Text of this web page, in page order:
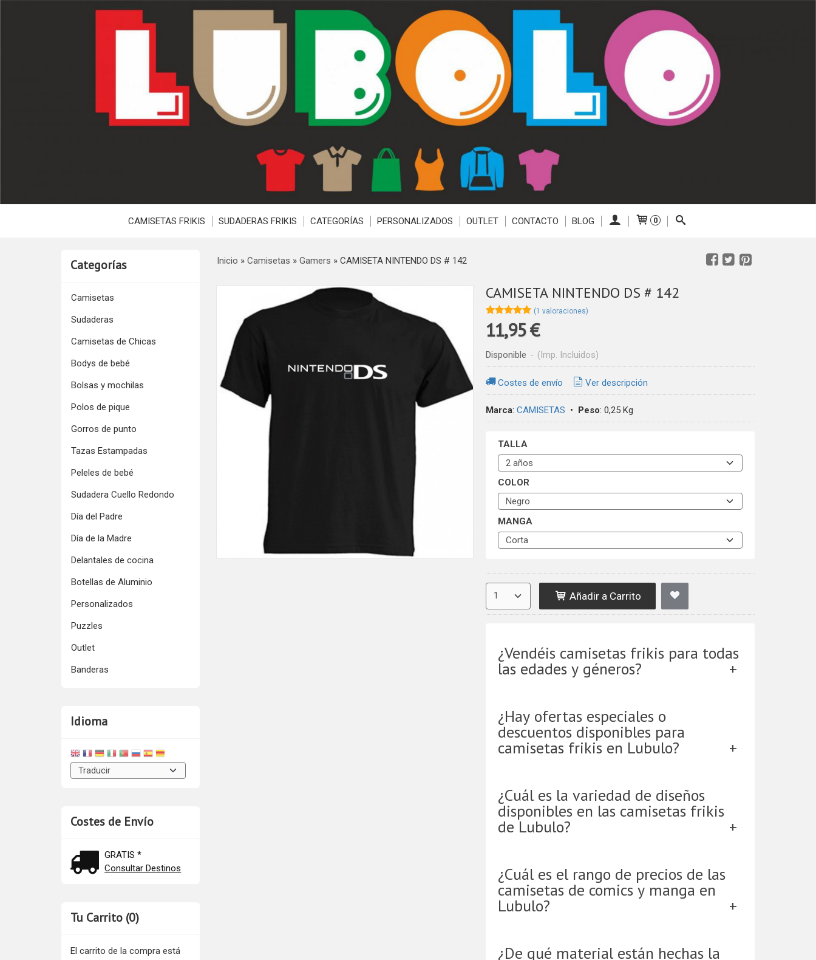
CAMISETAS FRIKIS SUDADERAS FRIKIS CATEGORÍAS PERSONALIZADOS OUTLET CONTACTO BLOG 0
Categorías
Camisetas
Sudaderas
Camisetas de Chicas
Bodys de bebé
Bolsas y mochilas
Polos de pique
Gorros de punto
Tazas Estampadas
Peleles de bebé
Sudadera Cuello Redondo
Día del Padre
Día de la Madre
Delantales de cocina
Botellas de Aluminio
Personalizados
Puzzles
Outlet
Banderas
Idioma
Costes de Envío
GRATIS *
Consultar Destinos
Tu Carrito (0)
El carrito de la compra está
Inicio » Camisetas » Gamers » CAMISETA NINTENDO DS # 142
CAMISETA NINTENDO DS # 142
★★★★★
★★★★★ (1 valoraciones)
11,95 €
Disponible - (Imp. Incluidos)
Costes de envío Ver descripción
Marca: CAMISETAS • Peso: 0,25 Kg
TALLA
COLOR
MANGA
Añadir a Carrito
¿Vendéis camisetas frikis para todas
las edades y géneros?
¿Hay ofertas especiales o
descuentos disponibles para
camisetas frikis en Lubulo?
¿Cuál es la variedad de diseños
disponibles en las camisetas frikis
de Lubulo?
¿Cuál es el rango de precios de las
camisetas de comics y manga en
Lubulo?
¿De qué material están hechas la